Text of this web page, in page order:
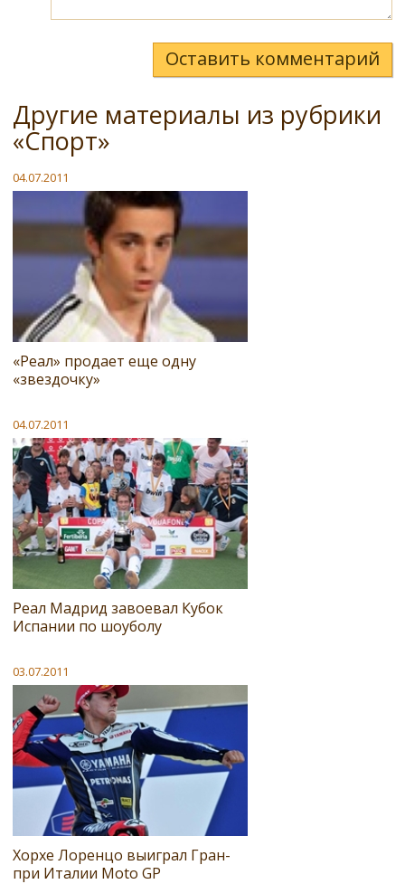
Оставить комментарий
Другие материалы из рубрики
«Спорт»
04.07.2011
«Реал» продает еще одну
«звездочку»
04.07.2011
Реал Мадрид завоевал Кубок
Испании по шоуболу
03.07.2011
Хорхе Лоренцо выиграл Гран-
при Италии Moto GP